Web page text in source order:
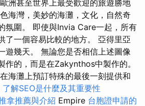
洲甚至世界上最受歡迎的旅遊勝地
海灣，美妙的海灘，文化，自然奇
氛圍。 即使與Invia Care一起，所有
了一個容易比較的地方。 亞得里亞
遊幾天。 無論您是否相信上述圖像
作的，而是在Zakynthos中製作的。
海灘上預訂特殊的最後一刻提供和
了解SEO是什麼及其重要性
拿推薦與介紹 Empire 台胞證申請的